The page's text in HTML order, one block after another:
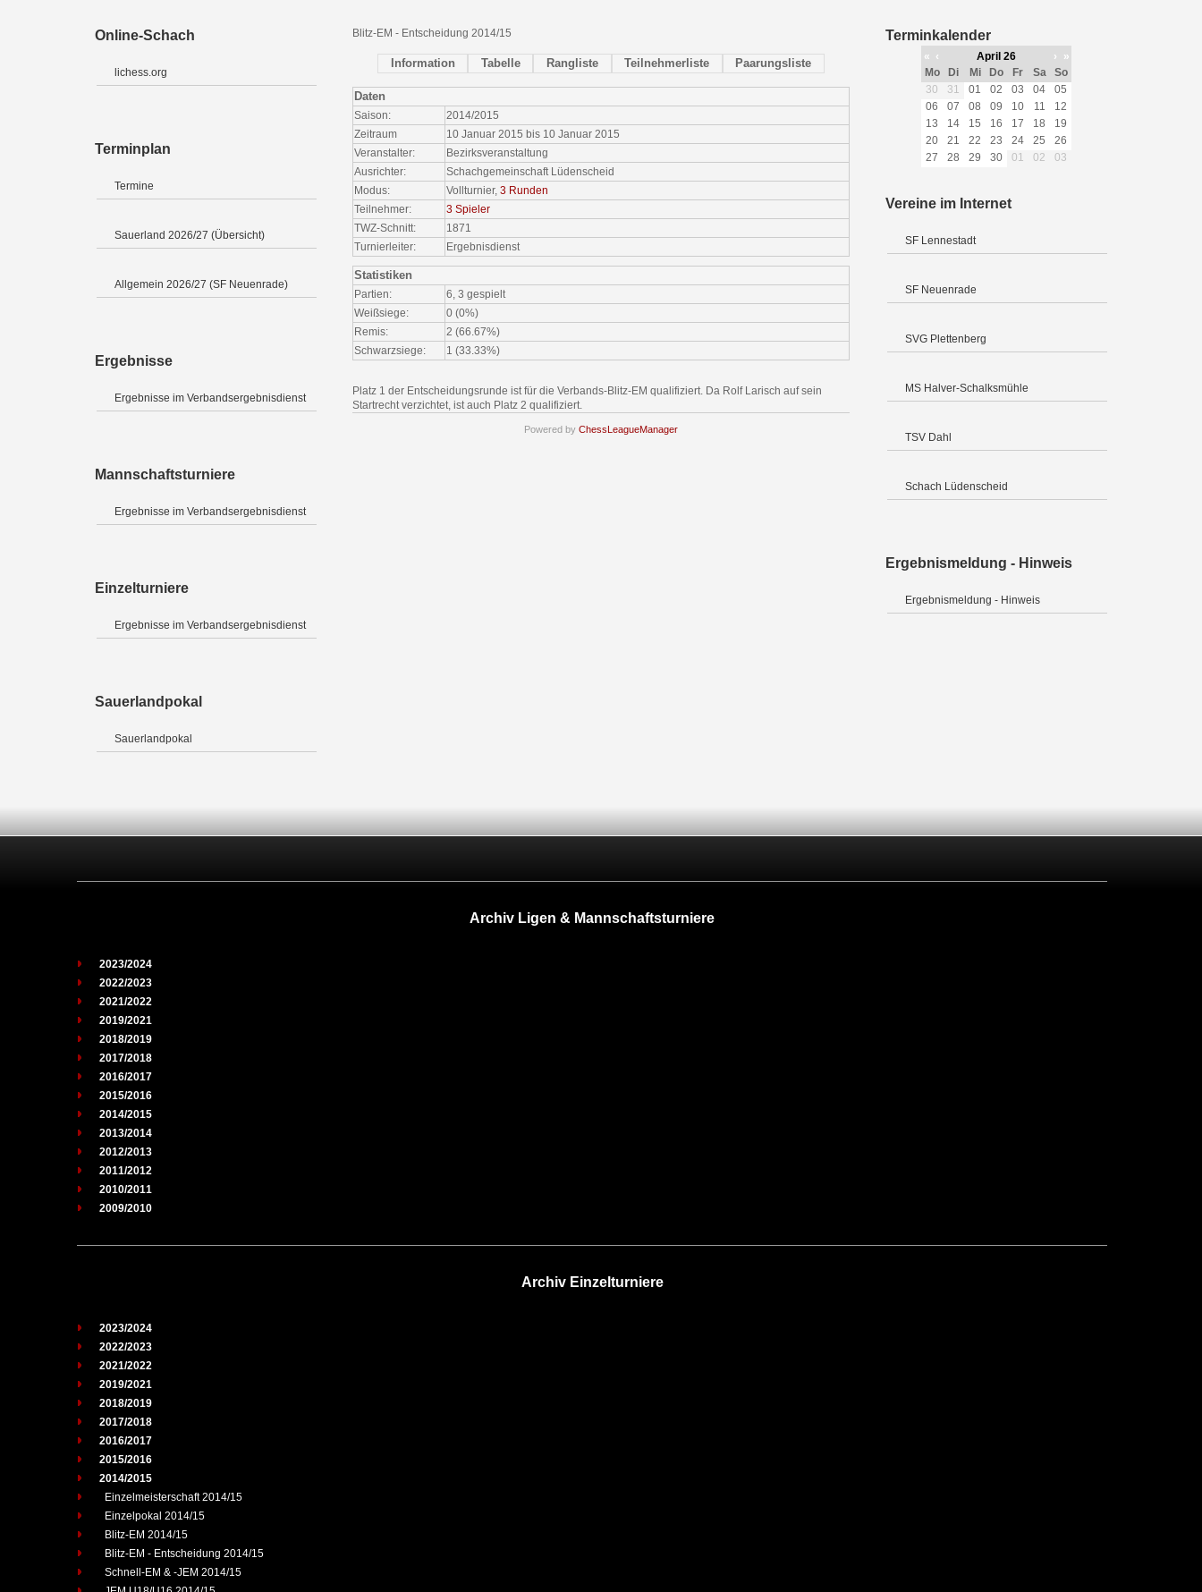
Online-Schach
lichess.org
Terminplan
Termine
Sauerland 2026/27 (Übersicht)
Allgemein 2026/27 (SF Neuenrade)
Ergebnisse
Ergebnisse im Verbandsergebnisdienst
Mannschaftsturniere
Ergebnisse im Verbandsergebnisdienst
Einzelturniere
Ergebnisse im Verbandsergebnisdienst
Sauerlandpokal
Sauerlandpokal
Blitz-EM - Entscheidung 2014/15
Information Tabelle Rangliste Teilnehmerliste Paarungsliste
Daten
Saison:
2014/2015
Zeitraum
10 Januar 2015 bis 10 Januar 2015
Veranstalter:
Bezirksveranstaltung
Ausrichter:
Schachgemeinschaft Lüdenscheid
Modus:
Vollturnier,3 Runden
Teilnehmer:
3 Spieler
TWZ-Schnitt:
1871
Turnierleiter:
Ergebnisdienst
Statistiken
Partien:
6, 3 gespielt
Weißsiege:
0 (0%)
Remis:
2 (66.67%)
Schwarzsiege:
1 (33.33%)
Platz 1 der Entscheidungsrunde ist für die Verbands-Blitz-EM qualifiziert. Da Rolf Larisch auf sein
Startrecht verzichtet, ist auch Platz 2 qualifiziert.
Powered by ChessLeagueManager
Terminkalender
« ‹ April 26 ›
»
Mo
Di Mi Do Fr Sa
So
30
31 01 02 03 04
05
06
07 08 09 10 11
12
13
14 15 16 17 18
19
20
21 22 23 24 25
26
27
28 29 30 01 02 03
Vereine im Internet
SF Lennestadt
SF Neuenrade
SVG Plettenberg
MS Halver-Schalksmühle
TSV Dahl
Schach Lüdenscheid
Ergebnismeldung - Hinweis
Ergebnismeldung - Hinweis
Archiv Ligen & Mannschaftsturniere
2023/2024
2022/2023
2021/2022
2019/2021
2018/2019
2017/2018
2016/2017
2015/2016
2014/2015
2013/2014
2012/2013
2011/2012
2010/2011
2009/2010
Archiv Einzelturniere
2023/2024
2022/2023
2021/2022
2019/2021
2018/2019
2017/2018
2016/2017
2015/2016
2014/2015
Einzelmeisterschaft 2014/15
Einzelpokal 2014/15
Blitz-EM 2014/15
Blitz-EM - Entscheidung 2014/15
Schnell-EM & -JEM 2014/15